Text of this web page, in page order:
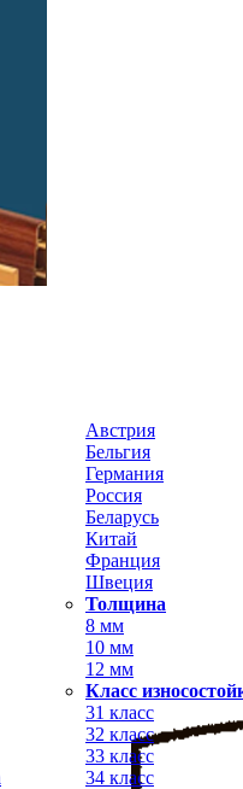
Австрия
Бельгия
Германия
Россия
Беларусь
Китай
Франция
Швеция
Толщина
8 мм
10 мм
12 мм
Класс
31 класс
32 класс
33 класс
34 класс